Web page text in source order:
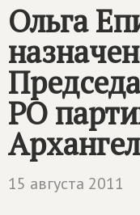
Ольга
РО
15 августа 2011